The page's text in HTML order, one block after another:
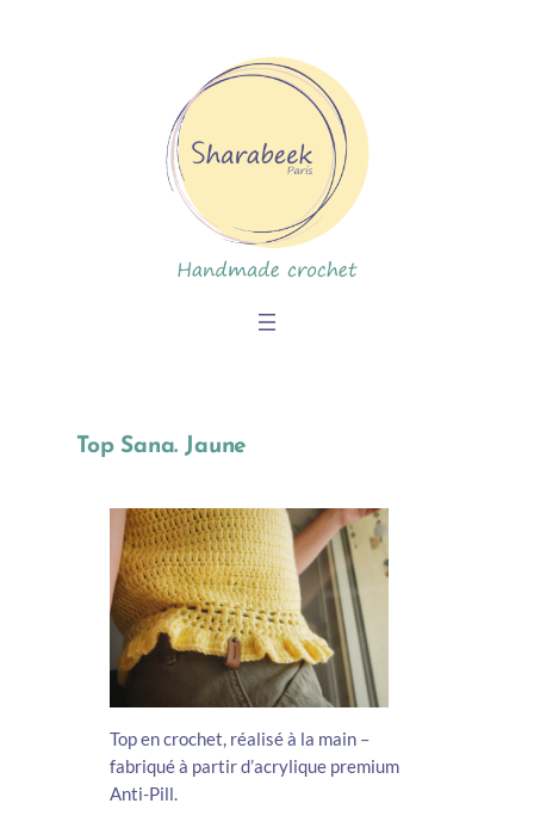
Top Sana. Jaune
Top en crochet, réalisé à la main –
fabriqué à partir d’acrylique premium
Anti-Pill.